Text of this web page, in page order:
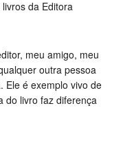
da Editora
meu amigo, meu
outra pessoa
Ele é exemplo vivo de
do livro faz diferença